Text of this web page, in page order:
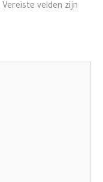
Vereiste velden zijn